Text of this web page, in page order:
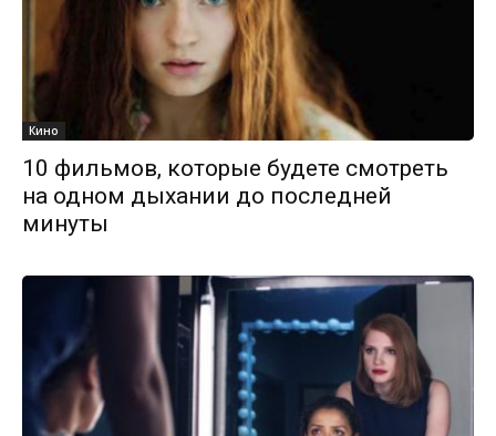
Кино
10 фильмов, которые будете смотреть
на одном дыхании до последней
минуты